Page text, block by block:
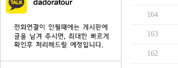
164
163
162